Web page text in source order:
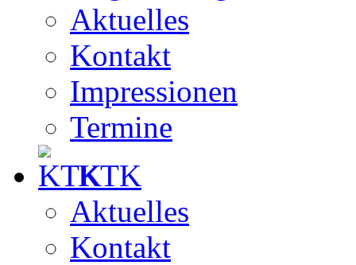
Aktuelles
Kontakt
Impressionen
Termine
KTK
Aktuelles
Kontakt